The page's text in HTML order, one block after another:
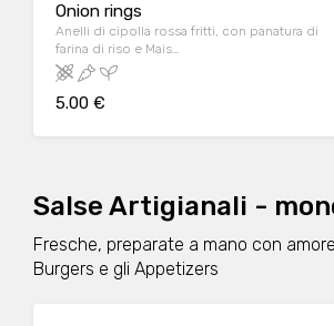
Onion rings
Anelli di cipolla rossa fritti, con panatura di
farina di riso e Mais
Biancoperla.>>>>>PROVALE CON LE NOSTRE
SALSINE ARTIGIANALI!
5.00 €
Salse Artigianali -
Fresche, preparate a mano con
Burgers e gli Appetizers